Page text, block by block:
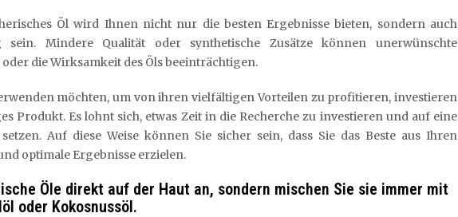
Öl wird Ihnen nicht nur die besten Ergebnisse bieten, sondern auch
Mindere Qualität oder synthetische Zusätze können unerwünschte
die Wirksamkeit des Öls beeinträchtigen.
möchten, um von ihren vielfältigen Vorteilen zu profitieren, investieren
Produkt. Es lohnt sich, etwas Zeit in die Recherche zu investieren und auf eine
Auf diese Weise können Sie sicher sein, dass Sie das Beste aus Ihren
optimale Ergebnisse erzielen.
Öle direkt auf der Haut an, sondern mischen Sie sie immer mit
oder Kokosnussöl.